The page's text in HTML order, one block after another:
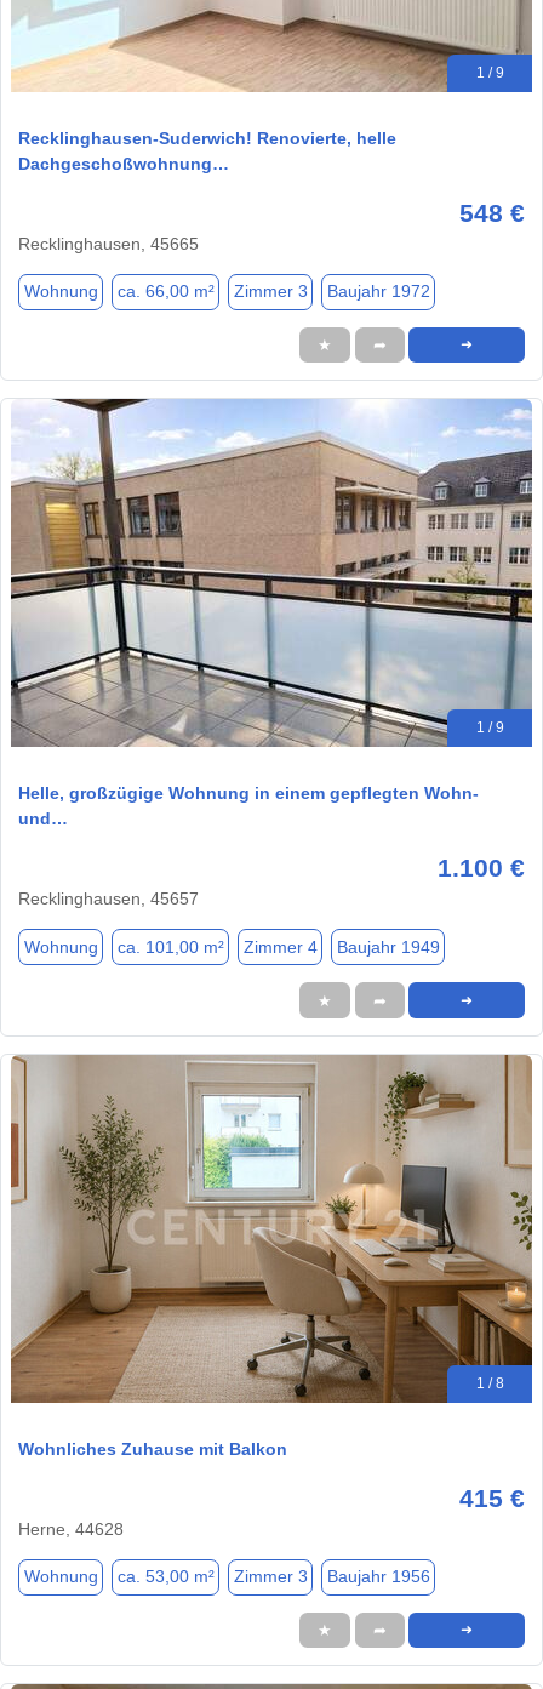
1 / 9
Recklinghausen-Suderwich! Renovierte, helle
Dachgeschoßwohnung…
548 €
Recklinghausen, 45665
Wohnung ca. 66,00 m² Zimmer 3 Baujahr 1972
★ ➦ ➜
1 / 9
Helle, großzügige Wohnung in einem gepflegten Wohn-
und…
1.100 €
Recklinghausen, 45657
Wohnung ca. 101,00 m² Zimmer 4 Baujahr 1949
★ ➦ ➜
1 / 8
Wohnliches Zuhause mit Balkon
415 €
Herne, 44628
Wohnung ca. 53,00 m² Zimmer 3 Baujahr 1956
★ ➦ ➜